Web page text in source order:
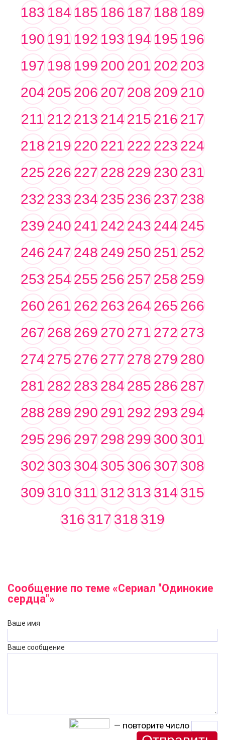
183184185186187188189
190191192193194195196
197198199200201202203
204205206207208209210
211212213214215216217
218219220221222223224
225226227228229230231
232233234235236237238
239240241242243244245
246247248249250251252
253254255256257258259
260261262263264265266
267268269270271272273
274275276277278279280
281282283284285286287
288289290291292293294
295296297298299300301
302303304305306307308
309310311312313314315
316317318319
Сообщение по теме «Сериал "Одинокие
сердца"»
Ваше имя
Ваше сообщение
— повторите число